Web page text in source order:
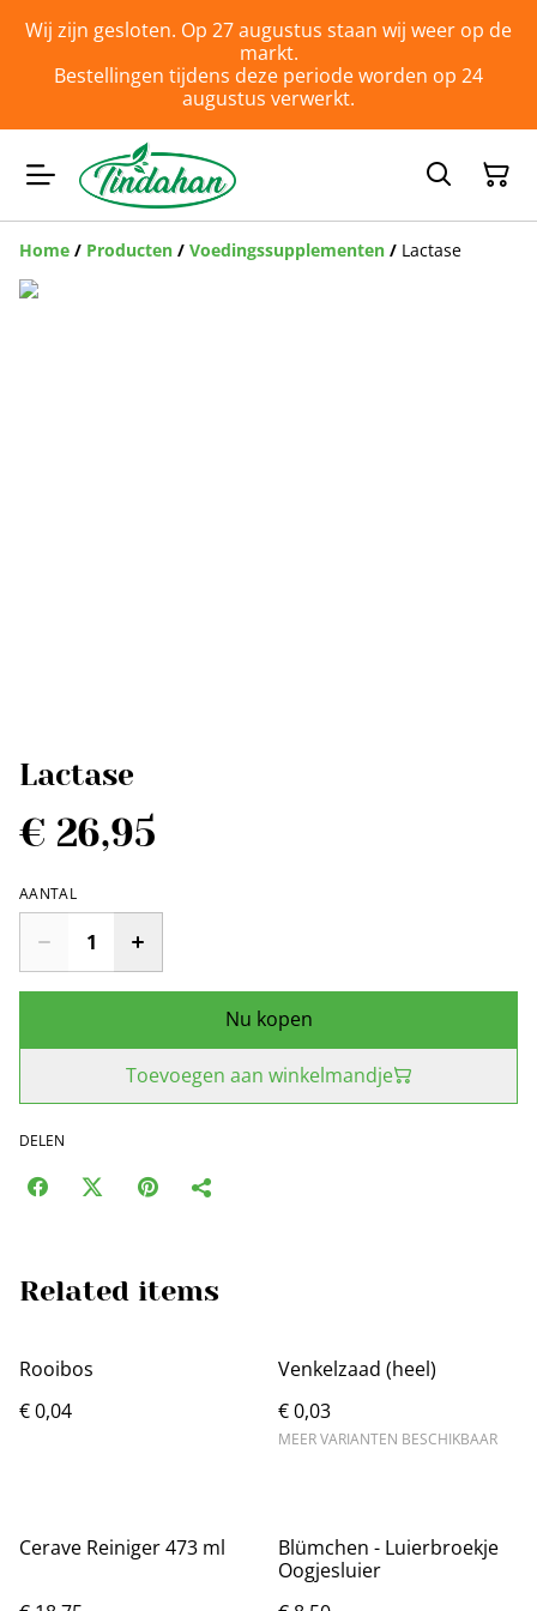
Wij zijn gesloten. Op 27 augustus staan wij weer op de
markt.
Bestellingen tijdens deze periode worden op 24
augustus verwerkt.
Home / Producten / Voedingssupplementen / Lactase
Lactase
€ 26,95
AANTAL
Nu kopen
Toevoegen aan winkelmandje
DELEN
Related items
Rooibos
€ 0,04
Venkelzaad (heel)
€ 0,03
MEER VARIANTEN BESCHIKBAAR
Cerave Reiniger 473 ml
Blümchen - Luierbroekje
Oogjesluier